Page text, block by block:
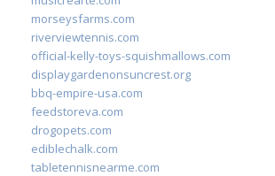
morseysfarms.com
riverviewtennis.com
official-kelly-toys-squishmallows.com
displaygardenonsuncrest.org
bbq-empire-usa.com
feedstoreva.com
drogopets.com
ediblechalk.com
tabletennisnearme.com